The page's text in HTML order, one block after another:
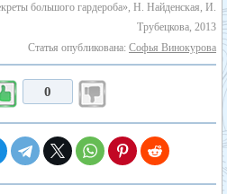
большого гардероба», Н. Найденская, И.
Трубецкова, 2013
Статья опубликована: Софья Винокурова
0